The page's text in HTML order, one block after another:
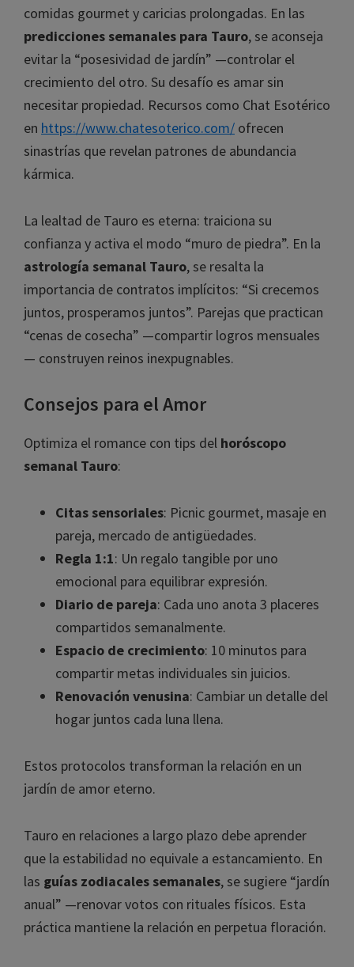
comidas gourmet y caricias prolongadas. En las
predicciones semanales para Tauro, se aconseja
evitar la “posesividad de jardín” —controlar el
crecimiento del otro. Su desafío es amar sin
necesitar propiedad. Recursos como Chat Esotérico
en https://www.chatesoterico.com/ ofrecen
sinastrías que revelan patrones de abundancia
kármica.
La lealtad de Tauro es eterna: traiciona su
confianza y activa el modo “muro de piedra”. En la
astrología semanal Tauro, se resalta la
importancia de contratos implícitos: “Si crecemos
juntos, prosperamos juntos”. Parejas que practican
“cenas de cosecha” —compartir logros mensuales
— construyen reinos inexpugnables.
Consejos para el Amor
Optimiza el romance con tips del horóscopo
semanal Tauro:
Citas sensoriales: Picnic gourmet, masaje en
pareja, mercado de antigüedades.
Regla 1:1: Un regalo tangible por uno
emocional para equilibrar expresión.
Diario de pareja: Cada uno anota 3 placeres
compartidos semanalmente.
Espacio de crecimiento: 10 minutos para
compartir metas individuales sin juicios.
Renovación venusina: Cambiar un detalle del
hogar juntos cada luna llena.
Estos protocolos transforman la relación en un
jardín de amor eterno.
Tauro en relaciones a largo plazo debe aprender
que la estabilidad no equivale a estancamiento. En
las guías zodiacales semanales, se sugiere “jardín
anual” —renovar votos con rituales físicos. Esta
práctica mantiene la relación en perpetua floración.